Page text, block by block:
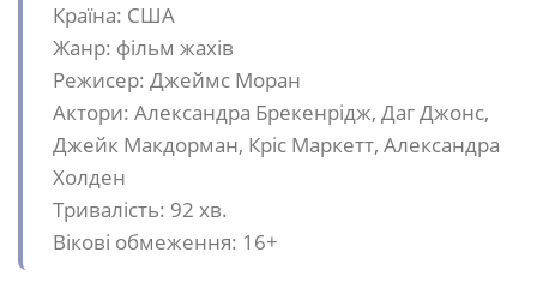
Країна: США
Жанр: фільм жахів
Режисер: Джеймс Моран
Актори: Александра Брекенрідж, Даг Джонс,
Джейк Макдорман, Кріс Маркетт, Александра
Холден
Тривалість: 92 хв.
Вікові обмеження: 16+